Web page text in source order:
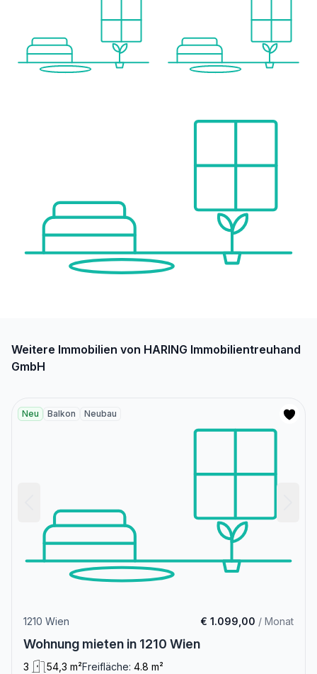
Weitere Immobilien von HARING Immobilientreuhand
GmbH
Neu Balkon Neubau
1210 Wien € 1.099,00 / Monat
Wohnung mieten in 1210 Wien
3 54,3 m²Freifläche: 4.8 m²